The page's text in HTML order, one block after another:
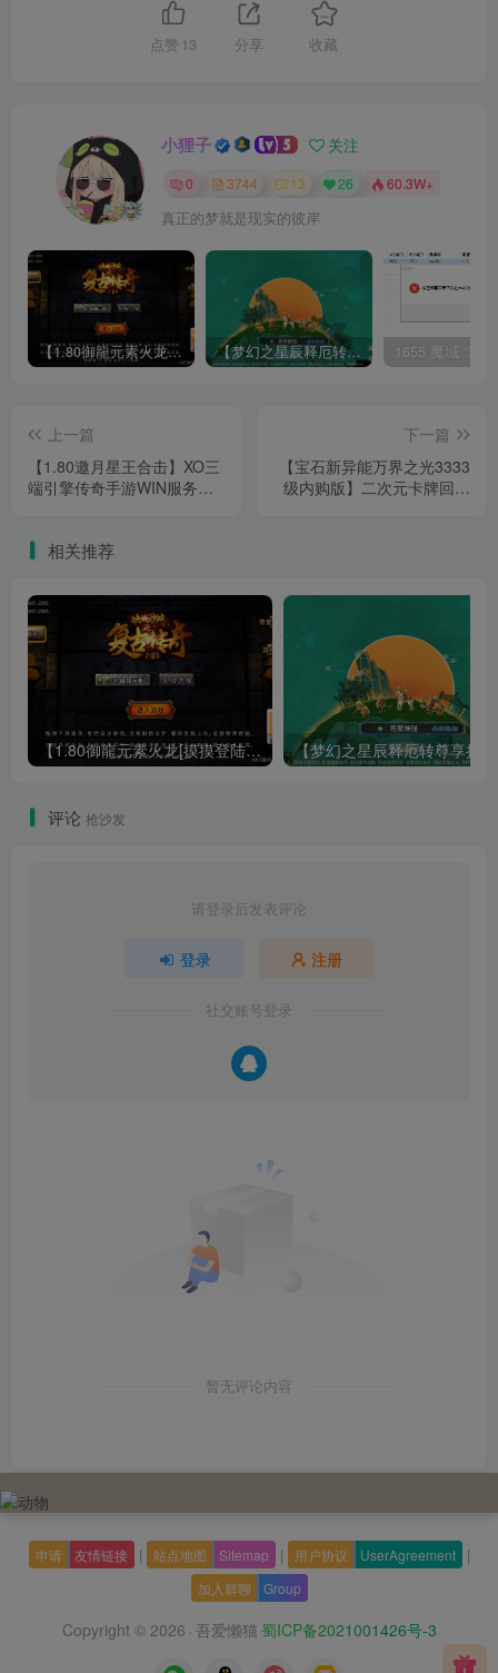
点赞 13 分享 收藏
小狸子 关注
0 3744 13 26 60.3W+
真正的梦就是现实的彼岸
【1.80御龍元素火龙[摸摸登陆器]】战神引擎WIN服务端+GM工具+充值后台+双端+架设教程 【梦幻之星辰释厄转尊享挂机版】MT3换皮梦幻西游Linux服务端+GM后台+双端+源码+架设教程
上一篇
【1.80邀月星王合击】XO三
端引擎传奇手游WIN服务端
下一篇
【宝石新异能万界之光3333
级内购版】二次元卡牌回合
相关推荐
【1.80御龍元素火龙[摸摸登陆器]】战神引擎WIN服务端+GM工具+充值后台+双端+架设教程
评论 抢沙发
请登录后发表评论
登录 注册
社交账号登录
暂无评论内容
申请 友情链接 | 站点地图 Sitemap | 用户协议 UserAgreement |
加入群聊 Group
Copyright © 2026 · 吾爱懒猫 蜀ICP备2021001426号-3